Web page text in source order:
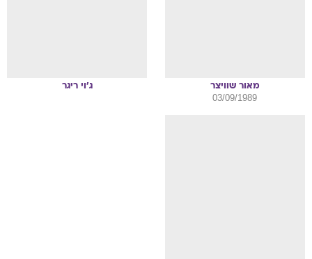
מאור שוויצר
03/09/1989
ג'וי ריגר